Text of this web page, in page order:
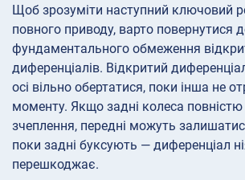
Щоб зрозуміти наступний ключовий
повного приводу, варто повернутися
фундаментального обмеження
диференціалів. Відкритий
осі вільно обертатися, поки інша не
моменту. Якщо задні колеса
зчеплення, передні можуть
поки задні буксують — диференціал
перешкоджає.